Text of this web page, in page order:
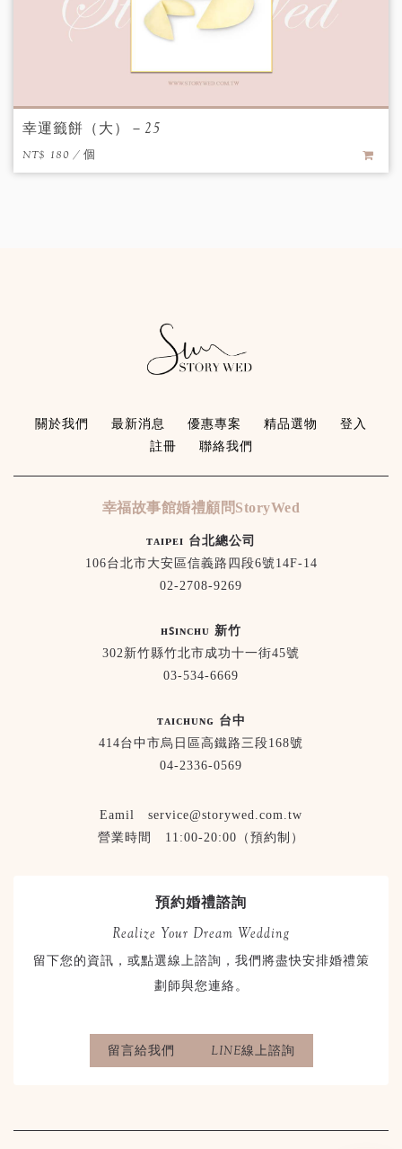
幸運籤餅（大）－25
NT$ 180 / 個
關於我們 最新消息 優惠專案 精品選物
登入
註冊
聯絡我們
幸福故事館婚禮顧問StoryWed
ᴛᴀɪᴘᴇɪ 台北總公司
106台北市大安區信義路四段6號14F-14
02-2708-9269
ʜꜱɪɴᴄʜᴜ 新竹
302新竹縣竹北市成功十一街45號
03-534-6669
ᴛᴀɪᴄʜᴜɴɢ 台中
414台中市烏日區高鐵路三段168號
04-2336-0569
Eamil service@storywed.com.tw
營業時間 11:00-20:00（預約制）
預約婚禮諮詢
Realize Your Dream Wedding
留下您的資訊，或點選線上諮詢，我們將盡快安排婚禮策
劃師與您連絡。
留言給我們 LINE線上諮詢